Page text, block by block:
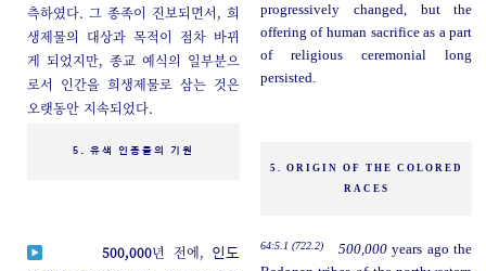
측하였다. 그 종족이 진보되면서, 희
생제물의 대상과 목적이 점차 바뀌
게 되었지만, 종교 예식의 일부분으
로서 인간을 희생제물로 삼는 것은
오랫동안 지속되었다.
progressively changed, but the
offering of human sacrifice as a part
of religious ceremonial long
persisted.
5. 유색 인종들의 기원
5. ORIGIN OF THE COLORED
RACES
500,000년 전에, 인도
64:5.1 (722.2) 500,000years ago the